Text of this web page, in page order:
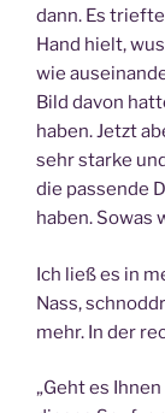
dann. Es
Hand hielt,
wie
Bild davon
haben. Jetzt
sehr starke
die passende
haben. Sowas
Ich ließ es in
Nass,
mehr. In der
„Geht es